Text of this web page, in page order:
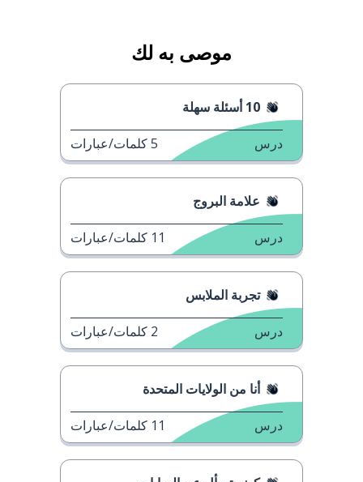
موصى به لك
10 أسئلة سهلة
درس 5كلمات/عبارات
علامة البروج
درس 11 كلمات/عبارات
تجربة الملابس
درس 2 كلمات/عبارات
أنا من الولايات المتحدة
درس 11 كلمات/عبارات